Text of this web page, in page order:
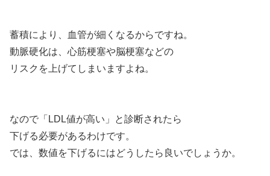
蓄積により、血管が細くなるからですね。
動脈硬化は、心筋梗塞や脳梗塞などの
リスクを上げてしまいますよね。
なので「LDL値が高い」と診断されたら
下げる必要があるわけです。
では、数値を下げるにはどうしたら良いでしょうか。